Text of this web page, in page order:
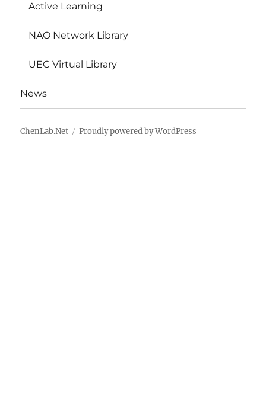
Active Learning
NAO Network Library
UEC Virtual Library
News
ChenLab.Net Proudly powered by WordPress